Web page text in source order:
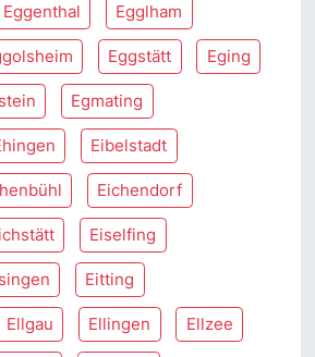
Eggenthal Egglham
Eggstätt Eging
Egmating
Eibelstadt
Eichendorf
Eiselfing
Eitting
Ellgau Ellingen Ellzee